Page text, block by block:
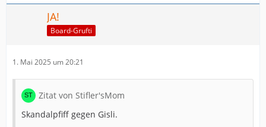
JA!
Board-Grufti
1. Mai 2025 um 20:21
Zitat von Stifler'sMom
Skandalpfiff gegen Gisli.